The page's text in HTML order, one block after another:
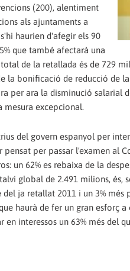
(200), alentiment
als ajuntaments a
haurien d'afegir els 90
que també afectarà una
de la retallada és de 729
la bonificació de reducció de
per ara la disminució salarial
mesura excepcional.
del govern espanyol per
per passar l'examen al
un 62% es rebaixa de la
global de 2.491 milions, és,
ja retallat 2011 i un 3%
haurà de fer un gran esforç
interessos un 63% més del